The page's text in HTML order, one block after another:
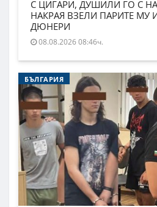
С ЦИГАРИ, ДУШИЛИ ГО С
НАКРАЯ ВЗЕЛИ ПАРИТЕ МУ
ДЮНЕРИ
08.08.2026 08:46ч.
БЪЛГАРИЯ